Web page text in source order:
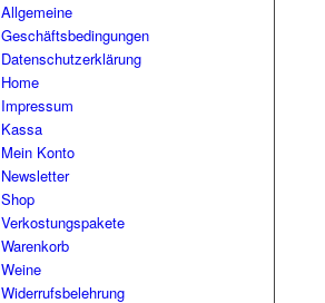
Allgemeine
Geschäftsbedingungen
Datenschutzerklärung
Home
Impressum
Kassa
Mein Konto
Newsletter
Shop
Verkostungspakete
Warenkorb
Weine
Widerrufsbelehrung